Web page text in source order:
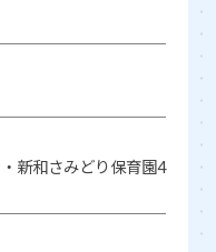
新和さみどり保育園4